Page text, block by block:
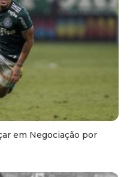
em Negociação por